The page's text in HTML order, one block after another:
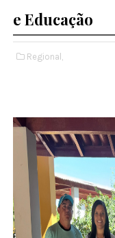
e Educação
Regional,